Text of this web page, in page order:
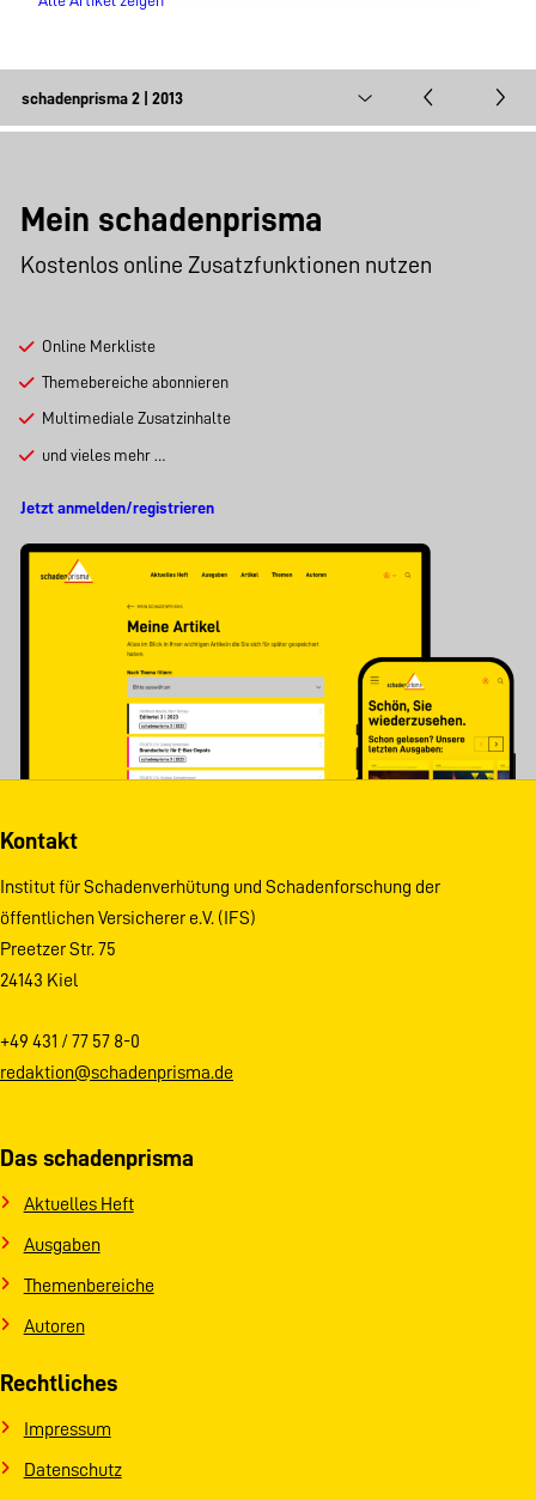
Mein schadenprisma
Kostenlos online Zusatzfunktionen nutzen
Online Merkliste
Themebereiche abonnieren
Multimediale Zusatzinhalte
und vieles mehr …
Jetzt anmelden/registrieren
Kontakt
Institut für Schadenverhütung und Schadenforschung der
öffentlichen Versicherer e.V. (IFS)
Preetzer Str. 75
24143 Kiel
+49 431 / 77 57 8-0
redaktion@schadenprisma.de
Das schadenprisma
Aktuelles Heft
Ausgaben
Themenbereiche
Autoren
Rechtliches
Impressum
Datenschutz